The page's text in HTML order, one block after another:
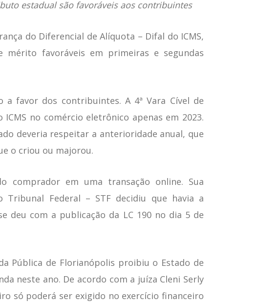
estadual são favoráveis aos contribuintes
do Diferencial de Alíquota – Difal do ICMS,
favoráveis em primeiras e segundas
favor dos contribuintes. A 4ª Vara Cível de
no comércio eletrônico apenas em 2023.
deveria respeitar a anterioridade anual, que
o criou ou majorou.
em uma transação online. Sua
Tribunal Federal – STF decidiu que havia a
deu com a publicação da LC 190 no dia 5 de
Pública de Florianópolis proibiu o Estado de
neste ano. De acordo com a juíza Cleni Serly
só poderá ser exigido no exercício financeiro